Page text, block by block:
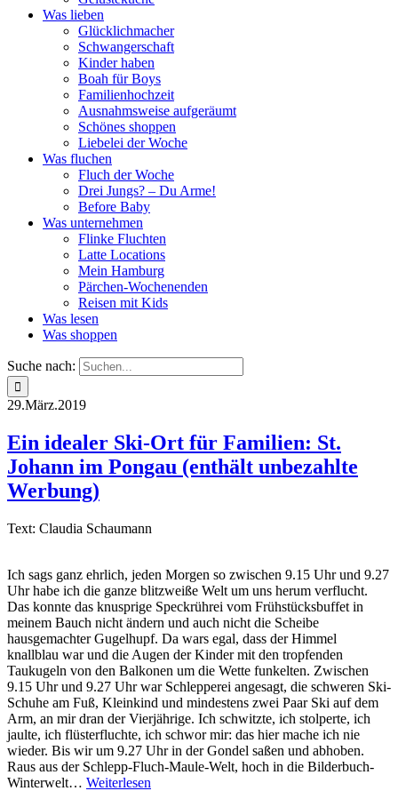
Was lieben
Glücklichmacher
Schwangerschaft
Kinder haben
Boah für Boys
Familienhochzeit
Ausnahmsweise aufgeräumt
Schönes shoppen
Liebelei der Woche
Was fluchen
Fluch der Woche
Drei Jungs? – Du Arme!
Before Baby
Was unternehmen
Flinke Fluchten
Latte Locations
Mein Hamburg
Pärchen-Wochenenden
Reisen mit Kids
Was lesen
Was shoppen
Suche nach:
29.März.2019
Ein idealer Ski-Ort für Familien: St.
Johann im Pongau (enthält unbezahlte
Werbung)
Text: Claudia Schaumann
Ich sags ganz ehrlich, jeden Morgen so zwischen 9.15 Uhr und 9.27
Uhr habe ich die ganze blitzweiße Welt um uns herum verflucht.
Das konnte das knusprige Speckrührei vom Frühstücksbuffet in
meinem Bauch nicht ändern und auch nicht die Scheibe
hausgemachter Gugelhupf. Da wars egal, dass der Himmel
knallblau war und die Augen der Kinder mit den tropfenden
Taukugeln von den Balkonen um die Wette funkelten. Zwischen
9.15 Uhr und 9.27 Uhr war Schlepperei angesagt, die schweren Ski-
Schuhe am Fuß, Kleinkind und mindestens zwei Paar Ski auf dem
Arm, an mir dran der Vierjährige. Ich schwitzte, ich stolperte, ich
jaulte, ich flüsterfluchte, ich schwor mir: das hier mache ich nie
wieder. Bis wir um 9.27 Uhr in der Gondel saßen und abhoben.
Raus aus der Schlepp-Fluch-Maule-Welt, hoch in die Bilderbuch-
Winterwelt… Weiterlesen